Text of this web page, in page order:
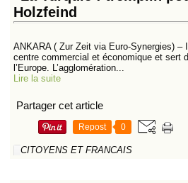
Holzfeind
ANKARA ( Zur Zeit via Euro-Synergies)
centre commercial et économique et sert
l’Europe. L’agglomération...
Lire la suite
Partager cet article
Repost 0
CITOYENS ET FRANCAIS